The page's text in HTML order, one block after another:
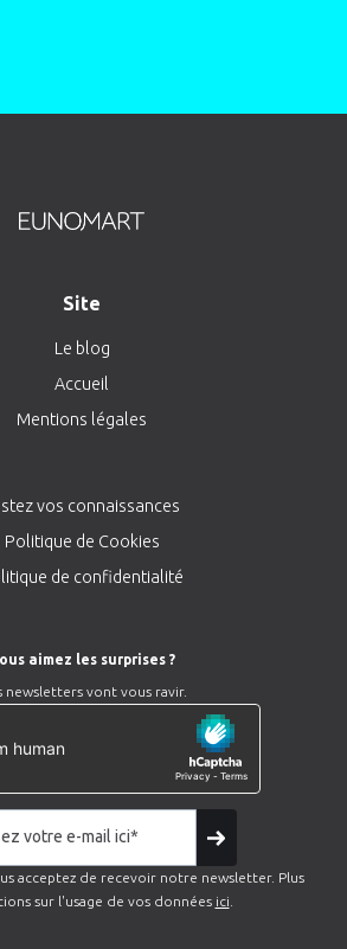
Site
Le blog
Accueil
Mentions légales
vos connaissances
Politique de Cookies
de confidentialité
aimez les surprises ?
newsletters vont vous ravir.
acceptez de recevoir notre newsletter. Plus
sur l'usage de vos données ici